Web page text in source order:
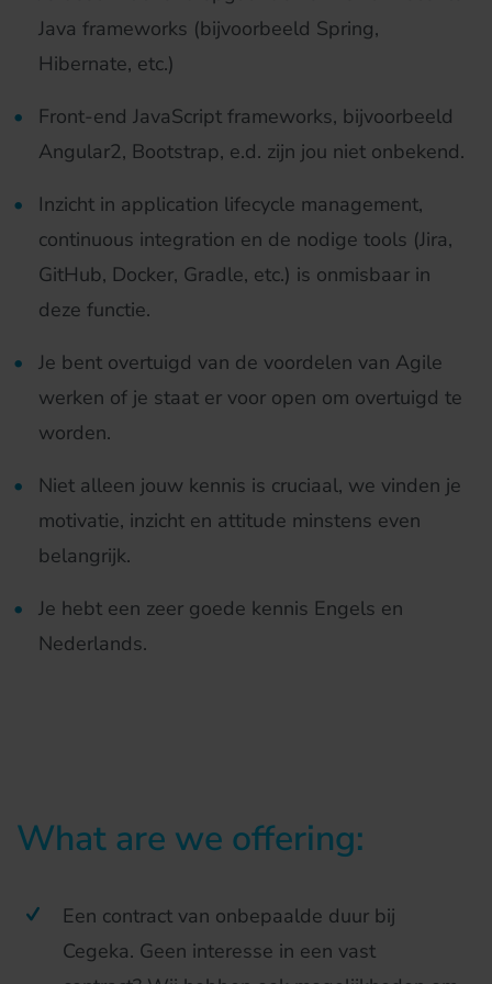
Java frameworks (bijvoorbeeld Spring,
Hibernate, etc.)
Front-end JavaScript frameworks, bijvoorbeeld
Angular2, Bootstrap, e.d. zijn jou niet onbekend.
Inzicht in application lifecycle management,
continuous integration en de nodige tools (Jira,
GitHub, Docker, Gradle, etc.) is onmisbaar in
deze functie.
Je bent overtuigd van de voordelen van Agile
werken of je staat er voor open om overtuigd te
worden.
Niet alleen jouw kennis is cruciaal, we vinden je
motivatie, inzicht en attitude minstens even
belangrijk.
Je hebt een zeer goede kennis Engels en
Nederlands.
What are we offering:
Een contract van onbepaalde duur bij
Cegeka. Geen interesse in een vast